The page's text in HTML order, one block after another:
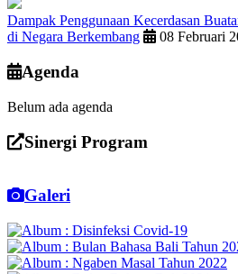
Dampak Penggunaan Kecerdasan
di Negara Berkembang
08 Februari
Agenda
Belum ada agenda
Sinergi Program
Galeri